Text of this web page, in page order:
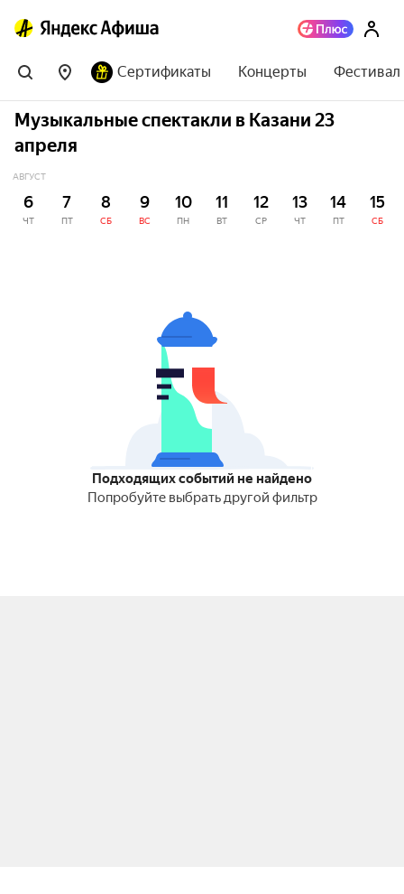
Сертификаты Концерты
Музыкальные спектакли в Казани 23
апреля
АВГУСТ
6
ЧТ
7
ПТ
8
СБ
9
ВС
10
ПН
11
ВТ
12
СР
13
ЧТ
14
ПТ
15
СБ
Подходящих событий не найдено
Попробуйте выбрать другой фильтр